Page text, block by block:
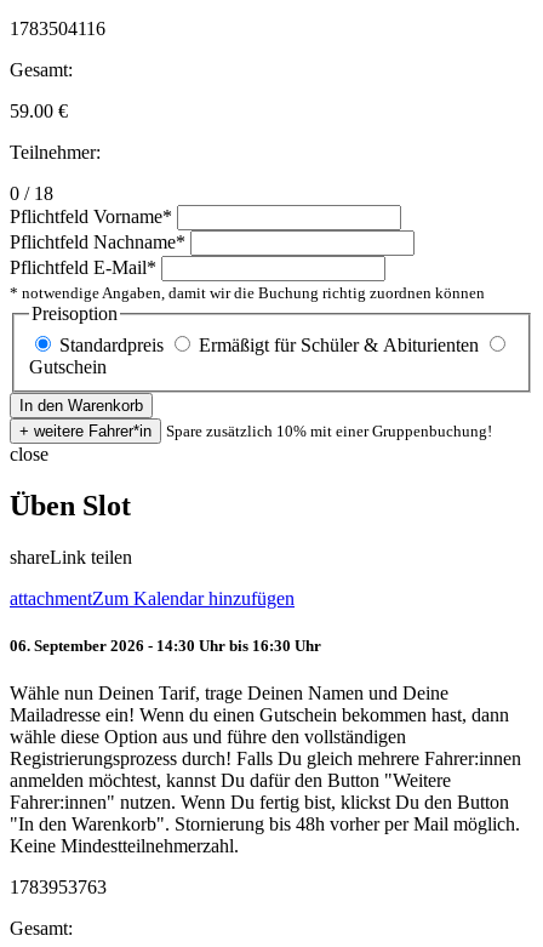
1783504116
Gesamt:
59.00 €
Teilnehmer:
0 / 18
Pflichtfeld Vorname*
Pflichtfeld Nachname*
Pflichtfeld E-Mail*
* notwendige Angaben, damit wir die Buchung richtig zuordnen können
Preisoption
Standardpreis
Ermäßigt für Schüler & Abiturienten
Gutschein
Spare zusätzlich 10% mit einer Gruppenbuchung!
close
Üben Slot
shareLink teilen
attachmentZum Kalendar hinzufügen
06. September 2026 - 14:30 Uhr bis 16:30 Uhr
Wähle nun Deinen Tarif, trage Deinen Namen und Deine
Mailadresse ein! Wenn du einen Gutschein bekommen hast, dann
wähle diese Option aus und führe den vollständigen
Registrierungsprozess durch! Falls Du gleich mehrere Fahrer:innen
anmelden möchtest, kannst Du dafür den Button "Weitere
Fahrer:innen" nutzen. Wenn Du fertig bist, klickst Du den Button
"In den Warenkorb". Stornierung bis 48h vorher per Mail möglich.
Keine Mindestteilnehmerzahl.
1783953763
Gesamt: